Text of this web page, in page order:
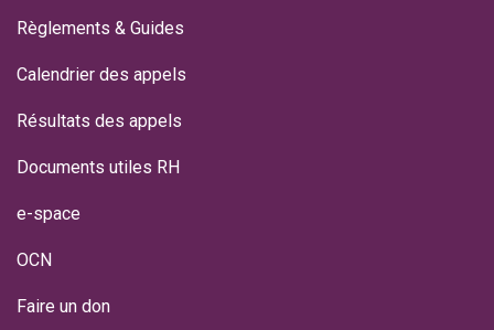
Règlements & Guides
Calendrier des appels
Résultats des appels
Documents utiles RH
e-space
OCN
Faire un don